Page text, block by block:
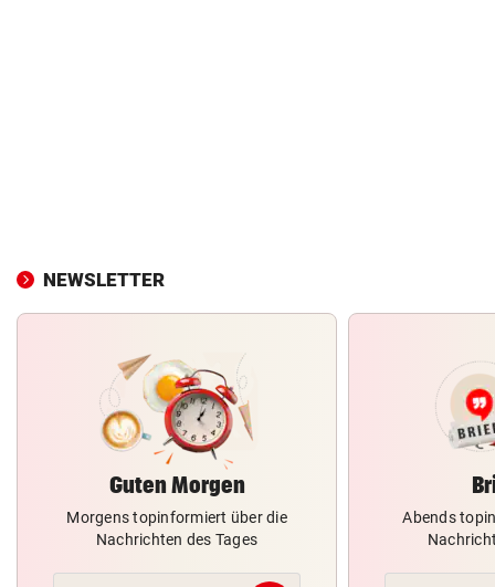
NEWSLETTER
Guten Morgen
Morgens topinformiert über die
Nachrichten des Tages
Abends